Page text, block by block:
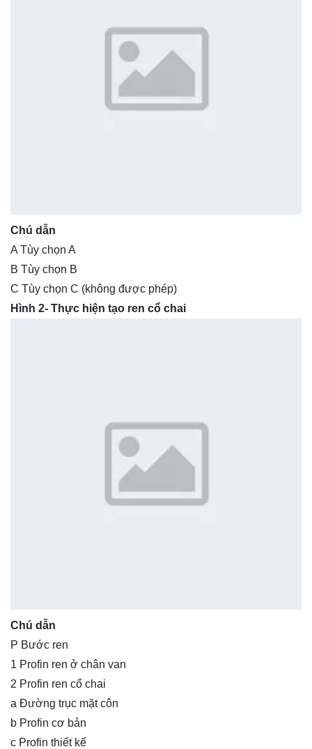
Chú dẫn
A Tùy chọn A
B Tùy chọn B
C Tùy chọn C (không được phép)
Hình 2- Thực hiện tạo ren cổ chai
Chú dẫn
P Bước ren
1 Profin ren ở chân van
2 Profin ren cổ chai
a Đường trục mặt côn
b Profin cơ bản
c Profin thiết kế